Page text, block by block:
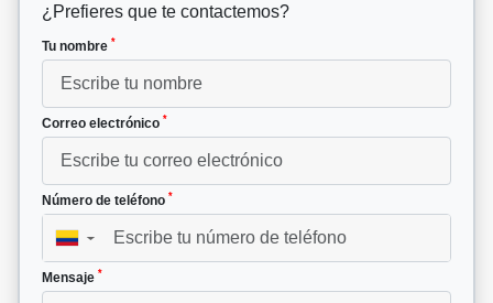
¿Prefieres que te contactemos?
Tu nombre *
Correo electrónico *
Número de teléfono *
▼
Mensaje *